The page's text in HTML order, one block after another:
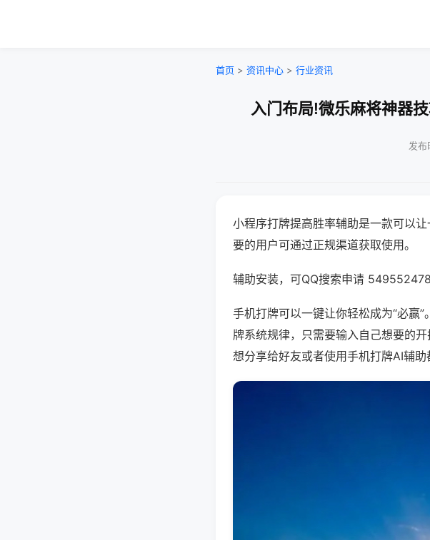
首页 > 资讯中心 > 行业资讯
入门布局!微乐麻将神器
发
小程序打牌提高胜率辅助是一款可以
要的用户可通过正规渠道获取使用。
辅助安装，可QQ搜索申请
手机打牌可以一键让你轻松成为“必赢
牌系统规律，只需要输入自己想要的
想分享给好友或者使用手机打牌AI辅助